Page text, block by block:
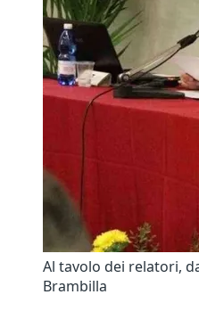
Al tavolo dei relatori,
Brambilla